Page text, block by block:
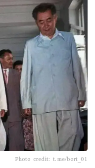
Photo credit: t.me/bort_01